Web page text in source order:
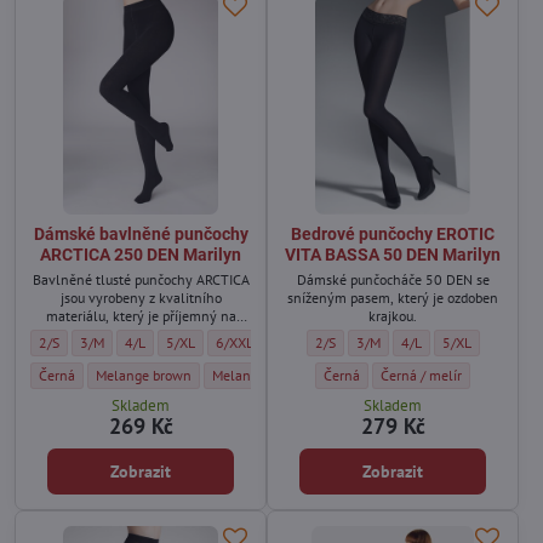
Dámské bavlněné punčochy
ARCTICA 250 DEN Marilyn
Bavlněné tlusté punčochy ARCTICA
jsou vyrobeny z kvalitního
materiálu, který je příjemný na
Dámské bavlněné punčochy ARCTICA 250 DEN Marilyn - Velikost:
2/S Dámské bavlněné punčochy ARCTICA 250 DEN Marilyn - Velikost:
3/M Dámské bavlněné punčochy ARCTICA 250 DEN Marilyn - Velikost:
4/L Dámské bavlněné punčochy ARCTICA 250 DEN Marilyn -
5/XL Dámské bavlněné punčochy ARCTICA 250 DEN
6/XXL
Dámské bavlněné punčochy ARCTICA 250 DEN Marilyn - Barva:
Černá Dámské bavlněné punčochy ARCTICA 250 DEN Marilyn - Barva:
Melange brown Dámské bavlněné punčochy ARCTICA 250 DEN
Melange grey
Skladem
269 Kč
Zobrazit
Bedrové punčochy EROTIC
VITA BASSA 50 DEN Marilyn
Dámské punčocháče 50 DEN se
sníženým pasem, který je ozdoben
krajkou.
Bedrové punčochy EROTIC VITA
2/S Bedrové punčochy EROTIC
3/M Bedrové punčochy
4/L Bedrové
5/XL
Bedrové punčochy EROTIC VITA
Černá Bedrové punčochy
Černá / melír
Skladem
279 Kč
Zobrazit